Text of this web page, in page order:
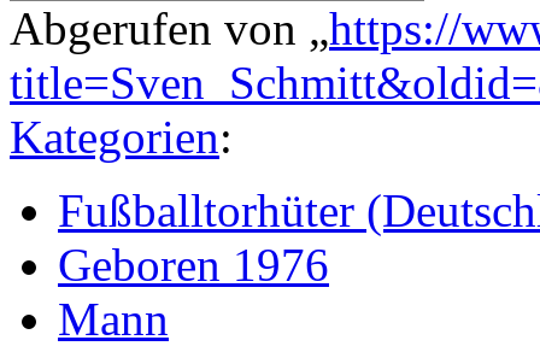
Abgerufen von „https://
Kategorien:
Fußballtorhüter
Geboren 1976
Mann